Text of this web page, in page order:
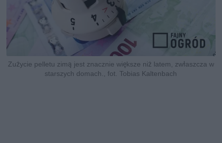
Zużycie pelletu zimą jest znacznie większe niż latem, zwłaszcza w
starszych domach., fot. Tobias Kaltenbach